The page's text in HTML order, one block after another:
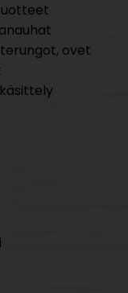
ovet